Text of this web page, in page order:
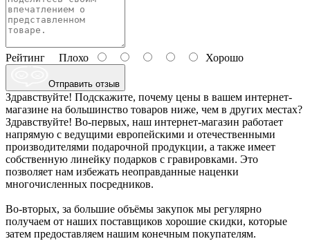
Рейтинг Плохо Хорошо
Отправить отзыв
Здравствуйте! Подскажите, почему цены в вашем интернет-
магазине на большинство товаров ниже, чем в других местах?
Здравствуйте! Во-первых, наш интернет-магазин работает
напрямую с ведущими европейскими и отечественными
производителями подарочной продукции, а также имеет
собственную линейку подарков с гравировками. Это
позволяет нам избежать неоправданные наценки
многочисленных посредников.
Во-вторых, за большие объёмы закупок мы регулярно
получаем от наших поставщиков хорошие скидки, которые
затем предоставляем нашим конечным покупателям.